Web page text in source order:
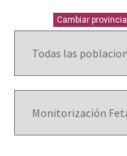
Cambiar provincia